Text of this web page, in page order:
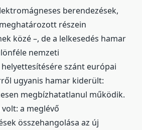
berendezések,
részein
közé –, de a lelkesedés hamar
nemzeti
szánt európai
ugyanis hamar kiderült:
megbízhatatlanul működik.
a meglévő
összehangolása az új